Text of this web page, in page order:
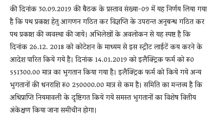
की दिनांक 30.09.2019 की बैठक के प्रस्ताव संख्या-09 में यह निर्णय लिया गया
है कि पथ प्रकाश हेतु आगणन गठित कर विज्ञप्ति के उपरान्त अनुबन्ध गठित कर
पथ प्रकाश की व्यवस्था की जाये। अभिलेखों के अवलोकन से यह स्पष्ट है कि
दिनांक 26.12. 2018 को कोटेशन के माध्यम से इस स्ट्रीट लाईटें कय करने के
आदेश पारित किये गये है। दिनांक 14.01.2019 को इलैक्ट्रिक फर्म को रू0
551300.00 मात्र का भुगतान किया गया है। इलैक्ट्रिक फर्म को किये गये अन्य
भुगतानों की धनराशि रू0 250000.00 मात्र से कम है। समिति का मन्तव्य है कि
अधिप्राप्ति नियमावली के दृष्टिगत किये गये समस्त भुगतानों का विशेष वित्तीय
अंकेक्षण किया जाना समीचीन होगा।